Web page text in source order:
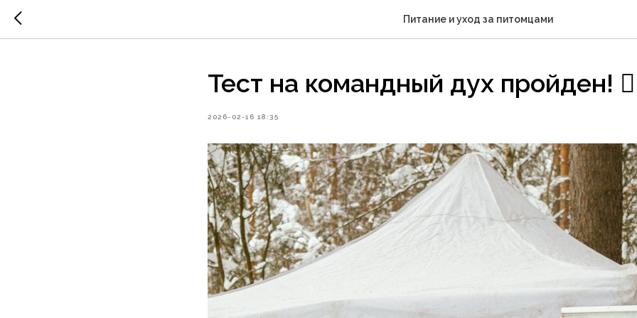
Питание и уход за питомцами
Тест на командный дух пройден!
2026-02-16 18:35